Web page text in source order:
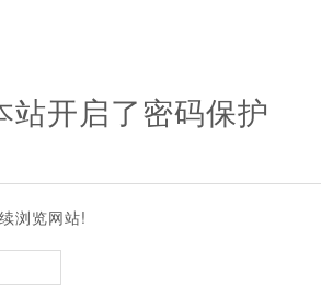
站开启了密码保护
浏览网站!